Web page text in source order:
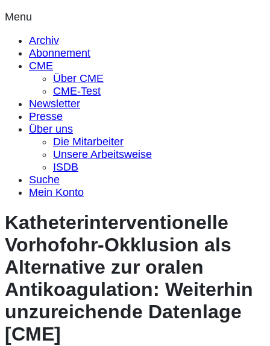
Menu
Archiv
Abonnement
CME
Über CME
CME-Test
Newsletter
Presse
Über uns
Die Mitarbeiter
Unsere Arbeitsweise
ISDB
Suche
Mein Konto
Katheterinterventionelle
Vorhofohr-Okklusion als
Alternative zur oralen
Antikoagulation: Weiterhin
unzureichende Datenlage
[CME]